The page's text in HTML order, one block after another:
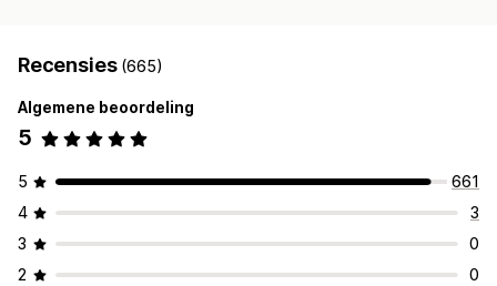
Recensies (665)
Algemene beoordeling
5
5
661
4
3
3
0
2
0